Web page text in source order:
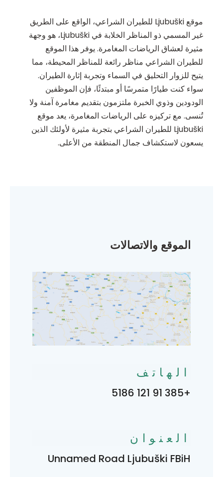
موقع Ljubuški للطيران الشراعي، الواقع على الطريق
غير المسمي ذو المناظر الخلابة في Ljubuški، هو وجهة
مثيرة لعشاق الرياضات المغامرة. يوفر هذا الموقع
للطيران الشراعي مناظر رائعة للمناظر المحيطة، مما
يتيح للزوار التحليق في السماء وتجربة إثارة الطيران.
سواء كنت طيارًا متمرسًا أو مبتدئًا، فإن الموظفين
الودودين وذوي الخبرة ملتزمون بتقديم مغامرة آمنة ولا
تُنسى. مع تركيزه على الرياضات المغامرة، يعد موقع
Ljubuški للطيران الشراعي بتجربة مثيرة لأولئك الذين
يسعون لاستكشاف جمال المنطقة من الأعلى.
الموقع والاتصالات
الهاتف
+385 91 121 5186
العنوان
Unnamed Road Ljubuški FBiH